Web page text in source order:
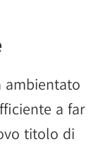
ambientato
a far
titolo di